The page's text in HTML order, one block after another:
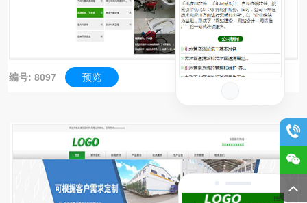
编号: 8097 预览